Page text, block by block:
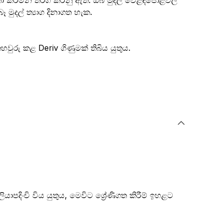
ත්‍යාග දිනාගත හැක.
කළ Deriv ගිණුමක් තිබිය යුතුය.

විය යුතුය, මෙවිට ශ්‍රේණිගත කිරීම් ඉහළට